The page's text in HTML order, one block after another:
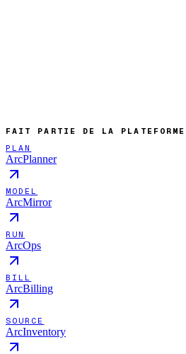
FAIT PARTIE DE LA PLATEFORME
PLAN
ArcPlanner
MODEL
ArcMirror
RUN
ArcOps
BILL
ArcBilling
SOURCE
ArcInventory